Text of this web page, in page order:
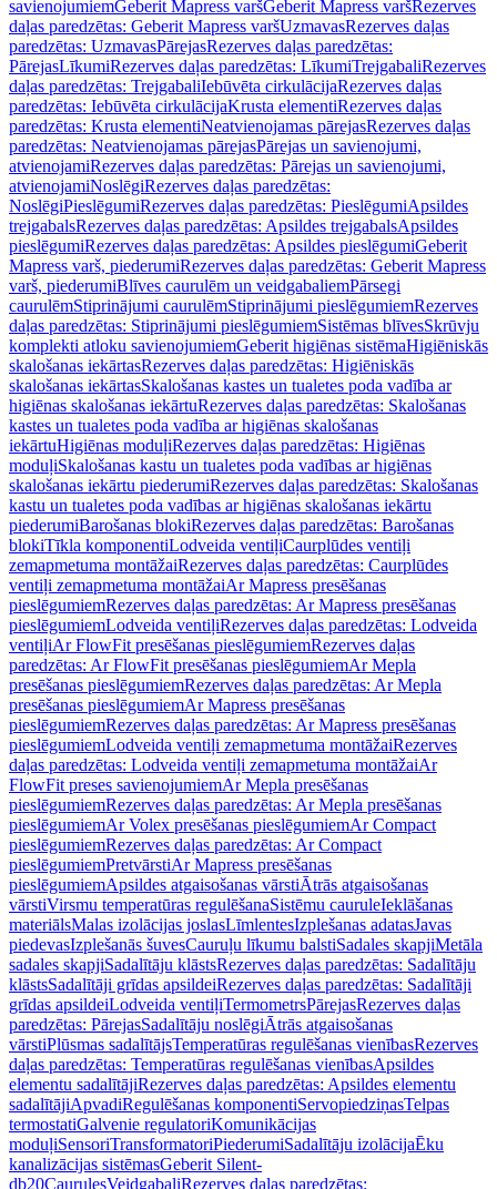
savienojumiemGeberit Mapress varšGeberit Mapress varšRezerves
daļas paredzētas: Geberit Mapress varšUzmavasRezerves daļas
paredzētas: UzmavasPārejasRezerves daļas paredzētas:
PārejasLīkumiRezerves daļas paredzētas: LīkumiTrejgabaliRezerves
daļas paredzētas: TrejgabaliIebūvēta cirkulācijaRezerves daļas
paredzētas: Iebūvēta cirkulācijaKrusta elementiRezerves daļas
paredzētas: Krusta elementiNeatvienojamas pārejasRezerves daļas
paredzētas: Neatvienojamas pārejasPārejas un savienojumi,
atvienojamiRezerves daļas paredzētas: Pārejas un savienojumi,
atvienojamiNoslēgiRezerves daļas paredzētas:
NoslēgiPieslēgumiRezerves daļas paredzētas: PieslēgumiApsildes
trejgabalsRezerves daļas paredzētas: Apsildes trejgabalsApsildes
pieslēgumiRezerves daļas paredzētas: Apsildes pieslēgumiGeberit
Mapress varš, piederumiRezerves daļas paredzētas: Geberit Mapress
varš, piederumiBlīves caurulēm un veidgabaliemPārsegi
caurulēmStiprinājumi caurulēmStiprinājumi pieslēgumiemRezerves
daļas paredzētas: Stiprinājumi pieslēgumiemSistēmas blīvesSkrūvju
komplekti atloku savienojumiemGeberit higiēnas sistēmaHigiēniskās
skalošanas iekārtasRezerves daļas paredzētas: Higiēniskās
skalošanas iekārtasSkalošanas kastes un tualetes poda vadība ar
higiēnas skalošanas iekārtuRezerves daļas paredzētas: Skalošanas
kastes un tualetes poda vadība ar higiēnas skalošanas
iekārtuHigiēnas moduļiRezerves daļas paredzētas: Higiēnas
moduļiSkalošanas kastu un tualetes poda vadības ar higiēnas
skalošanas iekārtu piederumiRezerves daļas paredzētas: Skalošanas
kastu un tualetes poda vadības ar higiēnas skalošanas iekārtu
piederumiBarošanas blokiRezerves daļas paredzētas: Barošanas
blokiTīkla komponentiLodveida ventiļiCaurplūdes ventiļi
zemapmetuma montāžaiRezerves daļas paredzētas: Caurplūdes
ventiļi zemapmetuma montāžaiAr Mapress presēšanas
pieslēgumiemRezerves daļas paredzētas: Ar Mapress presēšanas
pieslēgumiemLodveida ventiļiRezerves daļas paredzētas: Lodveida
ventiļiAr FlowFit presēšanas pieslēgumiemRezerves daļas
paredzētas: Ar FlowFit presēšanas pieslēgumiemAr Mepla
presēšanas pieslēgumiemRezerves daļas paredzētas: Ar Mepla
presēšanas pieslēgumiemAr Mapress presēšanas
pieslēgumiemRezerves daļas paredzētas: Ar Mapress presēšanas
pieslēgumiemLodveida ventiļi zemapmetuma montāžaiRezerves
daļas paredzētas: Lodveida ventiļi zemapmetuma montāžaiAr
FlowFit preses savienojumiemAr Mepla presēšanas
pieslēgumiemRezerves daļas paredzētas: Ar Mepla presēšanas
pieslēgumiemAr Volex presēšanas pieslēgumiemAr Compact
pieslēgumiemRezerves daļas paredzētas: Ar Compact
pieslēgumiemPretvārstiAr Mapress presēšanas
pieslēgumiemApsildes atgaisošanas vārstiĀtrās atgaisošanas
vārstiVirsmu temperatūras regulēšanaSistēmu cauruleIeklāšanas
materiālsMalas izolācijas joslasLīmlentesIzplešanas adatasJavas
piedevasIzplešanās šuvesCauruļu līkumu balstiSadales skapjiMetāla
sadales skapjiSadalītāju klāstsRezerves daļas paredzētas: Sadalītāju
klāstsSadalītāji grīdas apsildeiRezerves daļas paredzētas: Sadalītāji
grīdas apsildeiLodveida ventiļiTermometrsPārejasRezerves daļas
paredzētas: PārejasSadalītāju noslēgiĀtrās atgaisošanas
vārstiPlūsmas sadalītājsTemperatūras regulēšanas vienībasRezerves
daļas paredzētas: Temperatūras regulēšanas vienībasApsildes
elementu sadalītājiRezerves daļas paredzētas: Apsildes elementu
sadalītājiApvadiRegulēšanas komponentiServopiedziņasTelpas
termostatiGalvenie regulatoriKomunikācijas
moduļiSensoriTransformatoriPiederumiSadalītāju izolācijaĒku
kanalizācijas sistēmasGeberit Silent-
db20CaurulesVeidgabaliRezerves daļas paredzētas: